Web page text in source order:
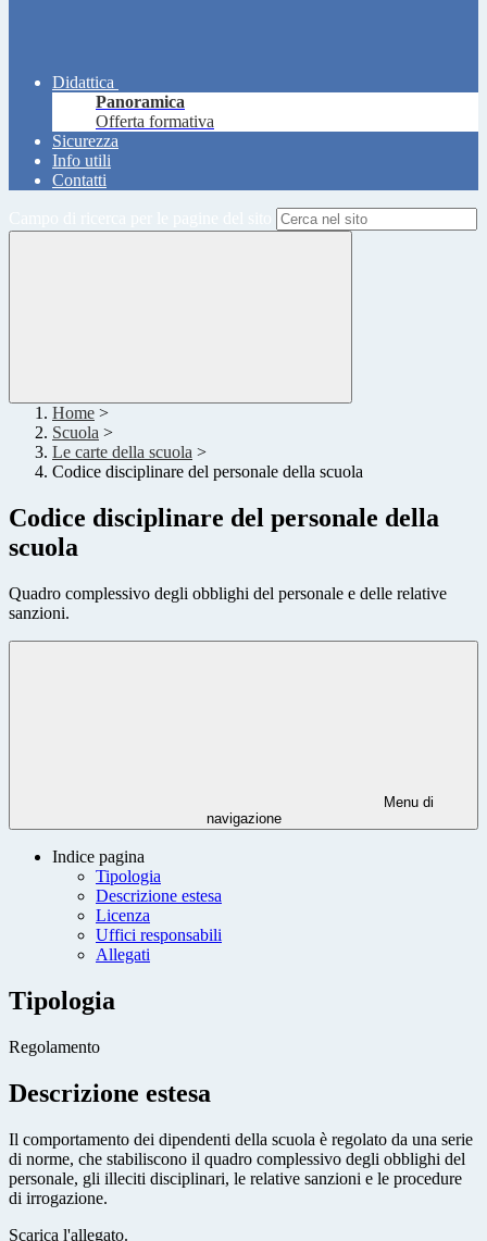
Didattica
Panoramica
Offerta formativa
Sicurezza
Info utili
Contatti
Home >
Scuola >
Le carte della scuola >
Codice disciplinare del personale della scuola
Codice disciplinare del personale della
scuola
Quadro complessivo degli obblighi del personale e delle relative
sanzioni.
Menu di
navigazione
Indice pagina
Tipologia
Descrizione estesa
Licenza
Uffici responsabili
Allegati
Tipologia
Regolamento
Descrizione estesa
Il comportamento dei dipendenti della scuola è regolato da una serie
di norme, che stabiliscono il quadro complessivo degli obblighi del
personale, gli illeciti disciplinari, le relative sanzioni e le procedure
di irrogazione.
Scarica l'allegato.